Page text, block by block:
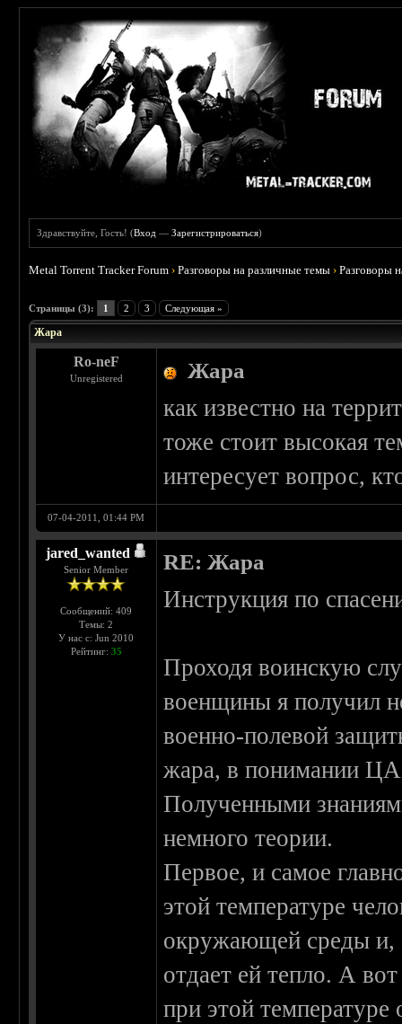
Здравствуйте, Гость! (Вход —Зарегистрироваться)
Metal Torrent Tracker Forum ›Разговоры на различные темы ›Разговоры
Страницы (3): 1 2 3 Следующая »
Жара
Ro-neF
Unregistered Жара
как известно на
тоже стоит высокая
интересует вопрос,
07-04-2011, 01:44 PM
jared_wanted
Senior Member
Сообщений: 409
Темы: 2
У нас с: Jun 2010
Рейтинг: 35
RE: Жара
Инструкция по
Проходя воинскую
военщины я получил
военно-полевой
жара, в понимании
Полученными
немного теории.
Первое, и самое
этой температуре
окружающей среды и,
отдает ей тепло. А
при этой